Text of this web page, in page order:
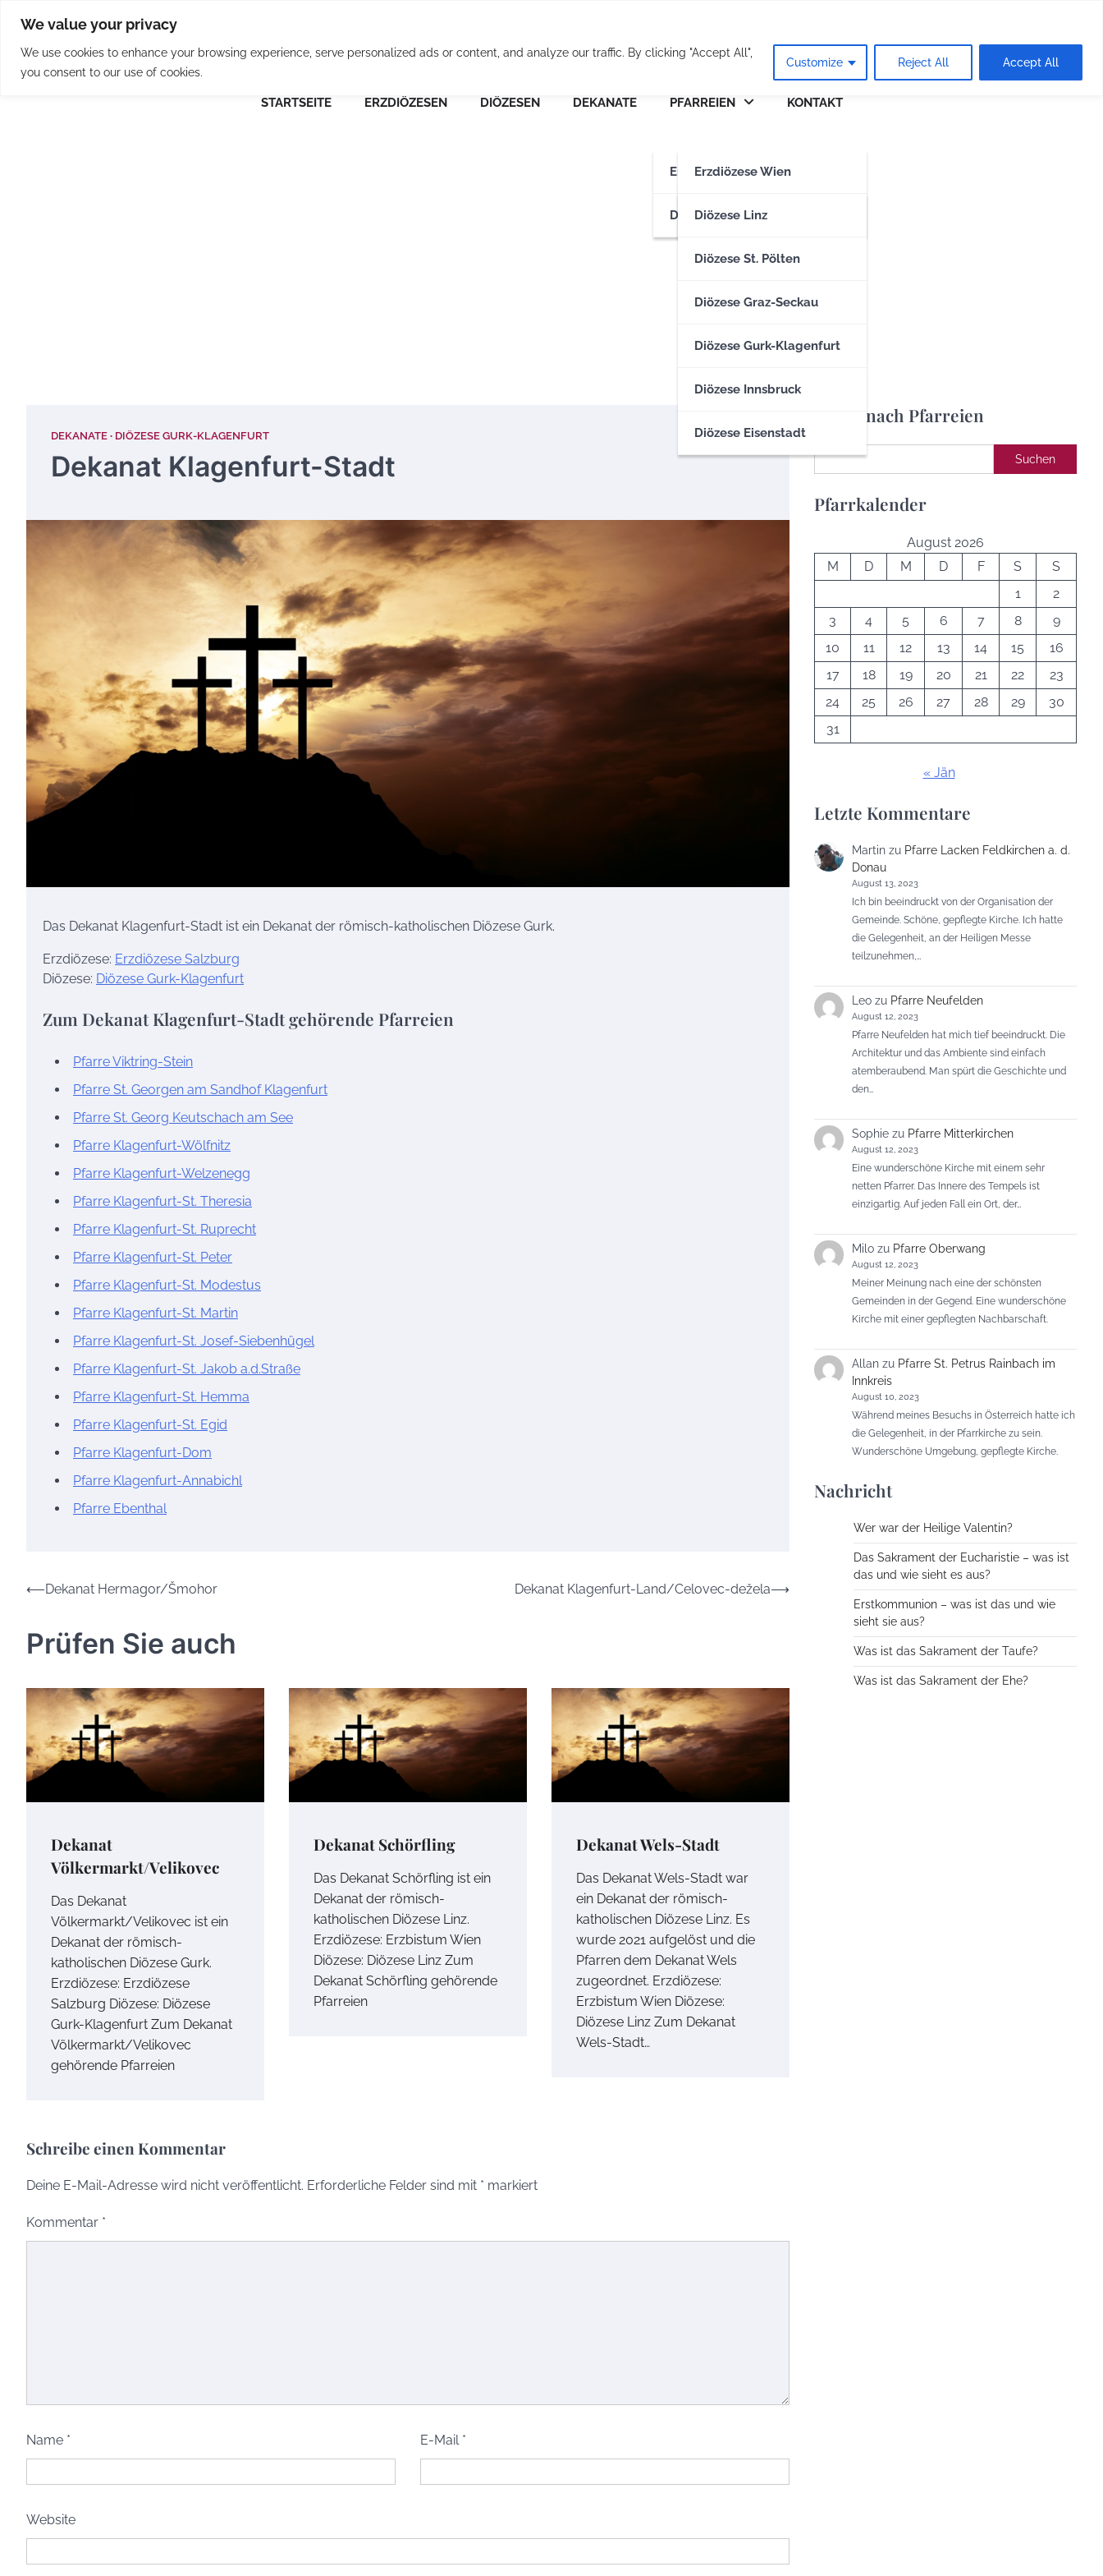
We value your privacy
We use cookies to enhance your browsing experience, serve personalized ads or content, and analyze our traffic. By clicking "Accept All",
you consent to our use of cookies.
Customize Reject All Accept All
content
Osterreichische Pfarreie
STARTSEITE ERZDIÖZESEN DIÖZESEN DEKANATE PFARREIEN
Erzdiözesen
Erzdiözese Wien
Erzdiözese Salzburg
DiözesenDiözese Linz
Diözese St. Pölten
Diözese Graz-Seckau
Diözese Gurk-Klagenfurt
Diözese Innsbruck
Diözese Eisenstadt
KONTAKT
DEKANATE DIÖZESE GURK-KLAGENFURT
Dekanat Klagenfurt-Stadt
Das Dekanat Klagenfurt-Stadt ist ein Dekanat der römisch-katholischen Diözese Gurk.
Erzdiözese: Erzdiözese Salzburg
Diözese: Diözese Gurk-Klagenfurt
Zum Dekanat Klagenfurt-Stadt gehörende Pfarreien
Pfarre Viktring-Stein
Pfarre St. Georgen am Sandhof Klagenfurt
Pfarre St. Georg Keutschach am See
Pfarre Klagenfurt-Wölfnitz
Pfarre Klagenfurt-Welzenegg
Pfarre Klagenfurt-St. Theresia
Pfarre Klagenfurt-St. Ruprecht
Pfarre Klagenfurt-St. Peter
Pfarre Klagenfurt-St. Modestus
Pfarre Klagenfurt-St. Martin
Pfarre Klagenfurt-St. Josef-Siebenhügel
Pfarre Klagenfurt-St. Jakob a.d.Straße
Pfarre Klagenfurt-St. Hemma
Pfarre Klagenfurt-St. Egid
Pfarre Klagenfurt-Dom
Pfarre Klagenfurt-Annabichl
Pfarre Ebenthal
Beitrags-
⟵Dekanat Hermagor/Šmohor Dekanat Klagenfurt-Land/Celovec-dežela⟶
Prüfen Sie auch
Dekanat
Völkermarkt/Velikovec
Das Dekanat
Völkermarkt/Velikovec ist ein
Dekanat der römisch-
katholischen Diözese Gurk.
Erzdiözese: Erzdiözese
Salzburg Diözese: Diözese
Gurk-Klagenfurt Zum Dekanat
Völkermarkt/Velikovec
gehörende Pfarreien
Dekanat Schörfling
Das Dekanat Schörfling ist ein
Dekanat der römisch-
katholischen Diözese Linz.
Erzdiözese: Erzbistum Wien
Diözese: Diözese Linz Zum
Dekanat Schörfling gehörende
Pfarreien
Dekanat Wels-Stadt
Das Dekanat Wels-Stadt war
ein Dekanat der römisch-
katholischen Diözese Linz. Es
wurde 2021 aufgelöst und die
Pfarren dem Dekanat Wels
zugeordnet. Erzdiözese:
Erzbistum Wien Diözese:
Diözese Linz Zum Dekanat
Wels-Stadt…
Schreibe einen Kommentar
Deine E-Mail-Adresse wird nicht veröffentlicht. Erforderliche Felder sind mit * markiert
Kommentar *
Name * E-Mail *
Website
Suche nach Pfarreien
Suchen Suchen
Pfarrkalender
August 2026
M
D M D F S
S
1
2
3
4 5 6 7 8
9
10
11 12 13 14 15
16
17
18 19 20 21 22
23
24
25 26 27 28 29
30
31
« Jän
Letzte Kommentare
Martin zu Pfarre Lacken Feldkirchen a. d.
Donau
August 13, 2023
Ich bin beeindruckt von der Organisation der
Gemeinde. Schöne, gepflegte Kirche. Ich hatte
die Gelegenheit, an der Heiligen Messe
teilzunehmen,…
Leo zu Pfarre Neufelden
August 12, 2023
Pfarre Neufelden hat mich tief beeindruckt. Die
Architektur und das Ambiente sind einfach
atemberaubend. Man spürt die Geschichte und
den…
Sophie zu Pfarre Mitterkirchen
August 12, 2023
Eine wunderschöne Kirche mit einem sehr
netten Pfarrer. Das Innere des Tempels ist
einzigartig. Auf jeden Fall ein Ort, der…
Milo zu Pfarre Oberwang
August 12, 2023
Meiner Meinung nach eine der schönsten
Gemeinden in der Gegend. Eine wunderschöne
Kirche mit einer gepflegten Nachbarschaft.
Allan zu Pfarre St. Petrus Rainbach im
Innkreis
August 10, 2023
Während meines Besuchs in Österreich hatte ich
die Gelegenheit, in der Pfarrkirche zu sein.
Wunderschöne Umgebung, gepflegte Kirche.
Nachricht
Wer war der Heilige Valentin?
Das Sakrament der Eucharistie – was ist
das und wie sieht es aus?
Erstkommunion – was ist das und wie
sieht sie aus?
Was ist das Sakrament der Taufe?
Was ist das Sakrament der Ehe?